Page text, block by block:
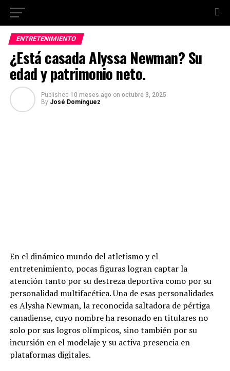
ENTRETENIMIENTO
¿Está casada Alyssa Newman? Su
edad y patrimonio neto.
Published 10 meses ago on octubre 3, 2025
By José Domínguez
En el dinámico mundo del atletismo y el
entretenimiento, pocas figuras logran captar la
atención tanto por su destreza deportiva como por su
personalidad multifacética. Una de esas personalidades
es Alysha Newman, la reconocida saltadora de pértiga
canadiense, cuyo nombre ha resonado en titulares no
solo por sus logros olímpicos, sino también por su
incursión en el modelaje y su activa presencia en
plataformas digitales.